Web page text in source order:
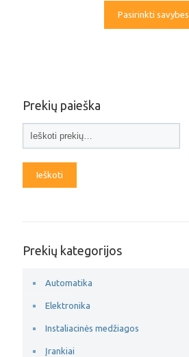
Pasirinkti savybes
Prekių paieška
Ieškoti
Prekių kategorijos
Automatika
Elektronika
Instaliacinės medžiagos
Įrankiai